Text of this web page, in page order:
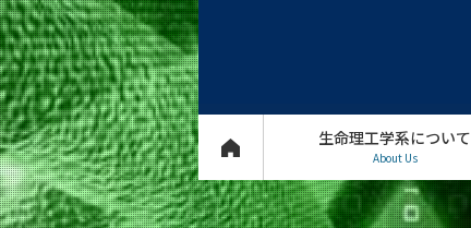
生命理工学系について
About Us